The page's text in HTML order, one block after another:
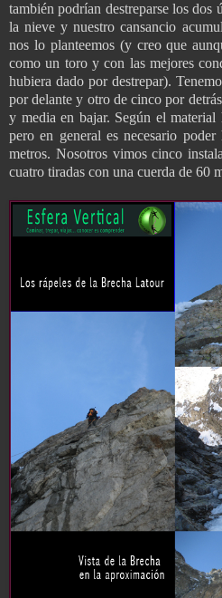
también podrían destreparse los dos
la nieve y nuestro cansancio
nos lo planteemos (y creo que
como un toro y con las mejores
hubiera dado por destrepar).
por delante y otro de cinco por
y media en bajar. Según el material
pero en general es necesario
metros. Nosotros vimos cinco
cuatro tiradas con una cuerda de 60